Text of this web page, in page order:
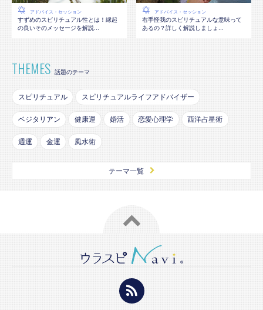
アドバイス・セッション
すずめのスピリチュアル性とは！縁起
の良いそのメッセージを解説...
アドバイス・セッション
右手怪我のスピリチュアルな意味って
あるの？詳しく解説しましょ...
THEMES 話題のテーマ
スピリチュアル スピリチュアルライフアドバイザー
ベジタリアン 健康運 婚活 恋愛心理学 西洋占星術
週運 金運 風水術
テーマ一覧